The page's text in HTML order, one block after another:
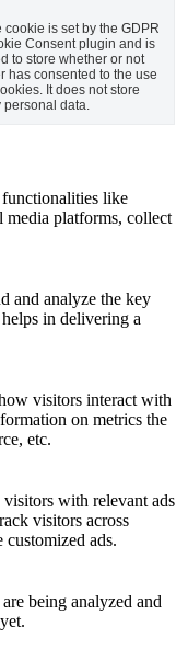
cookie is set by the GDPR
Consent plugin and is
to store whether or not
has consented to the use
It does not store
personal data.
like
media platforms, collect
and analyze the key
in delivering a
visitors interact with
on metrics the
etc.
with relevant ads
visitors across
ads.
being analyzed and